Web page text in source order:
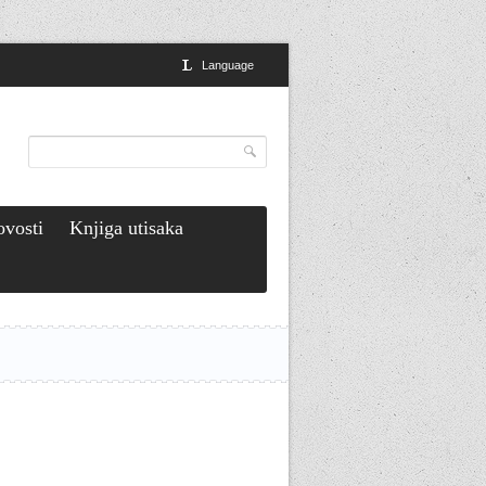
Language
Knjiga utisaka